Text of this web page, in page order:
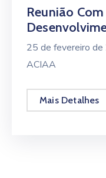
Reunião
25 de fevereiro
ACIAA
Mais Detalhes